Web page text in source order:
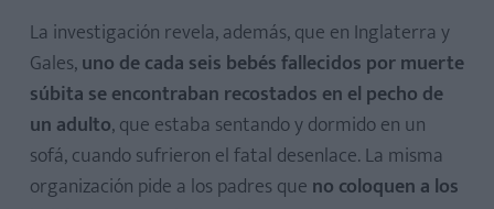
La investigación revela, además, que en Inglaterra y
Gales,uno de cada seis bebés fallecidos por muerte
súbita se encontraban recostados en el pecho de
un adulto, que estaba sentando y dormido en un
sofá, cuando sufrieron el fatal desenlace. La misma
organización pide a los padres que no coloquen a los